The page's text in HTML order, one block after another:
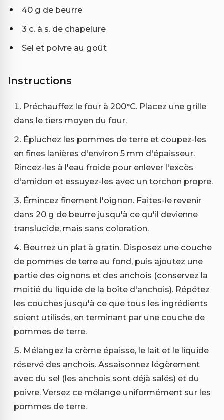
40 g de beurre
3 c. à s. de chapelure
Sel et poivre au goût
Instructions
Préchauffez le four à 200°C. Placez une grille
dans le tiers moyen du four.
Épluchez les pommes de terre et coupez-les
en fines lanières d'environ 5 mm d'épaisseur.
Rincez-les à l'eau froide pour enlever l'excès
d'amidon et essuyez-les avec un torchon propre.
Émincez finement l'oignon. Faites-le revenir
dans 20 g de beurre jusqu'à ce qu'il devienne
translucide, mais sans coloration.
Beurrez un plat à gratin. Disposez une couche
de pommes de terre au fond, puis ajoutez une
partie des oignons et des anchois (conservez la
moitié du liquide de la boîte d'anchois). Répétez
les couches jusqu'à ce que tous les ingrédients
soient utilisés, en terminant par une couche de
pommes de terre.
Mélangez la crème épaisse, le lait et le liquide
réservé des anchois. Assaisonnez légèrement
avec du sel (les anchois sont déjà salés) et du
poivre. Versez ce mélange uniformément sur les
pommes de terre.